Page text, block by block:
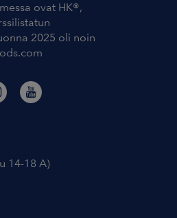
ovat HK®,
2025 oli noin
14-18 A)